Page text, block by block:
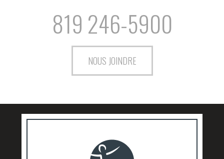
819 246-5900
NOUS JOINDRE